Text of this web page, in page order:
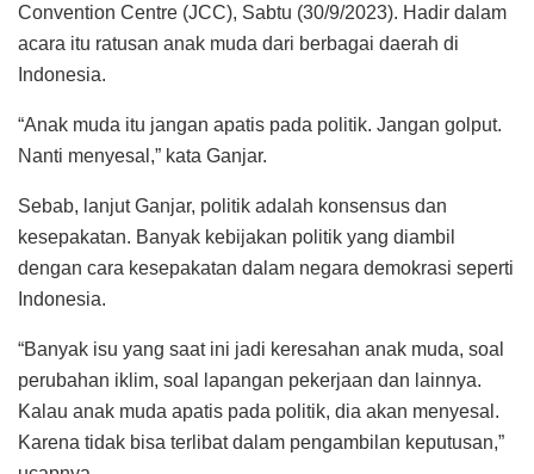
Convention Centre (JCC), Sabtu (30/9/2023). Hadir dalam
acara itu ratusan anak muda dari berbagai daerah di
Indonesia.
“Anak muda itu jangan apatis pada politik. Jangan golput.
Nanti menyesal,” kata Ganjar.
Sebab, lanjut Ganjar, politik adalah konsensus dan
kesepakatan. Banyak kebijakan politik yang diambil
dengan cara kesepakatan dalam negara demokrasi seperti
Indonesia.
“Banyak isu yang saat ini jadi keresahan anak muda, soal
perubahan iklim, soal lapangan pekerjaan dan lainnya.
Kalau anak muda apatis pada politik, dia akan menyesal.
Karena tidak bisa terlibat dalam pengambilan keputusan,”